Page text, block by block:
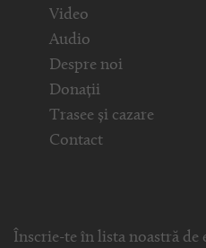
Video
Audio
Despre noi
Donații
Trasee și cazare
Contact
Înscrie-te în lista noastră de